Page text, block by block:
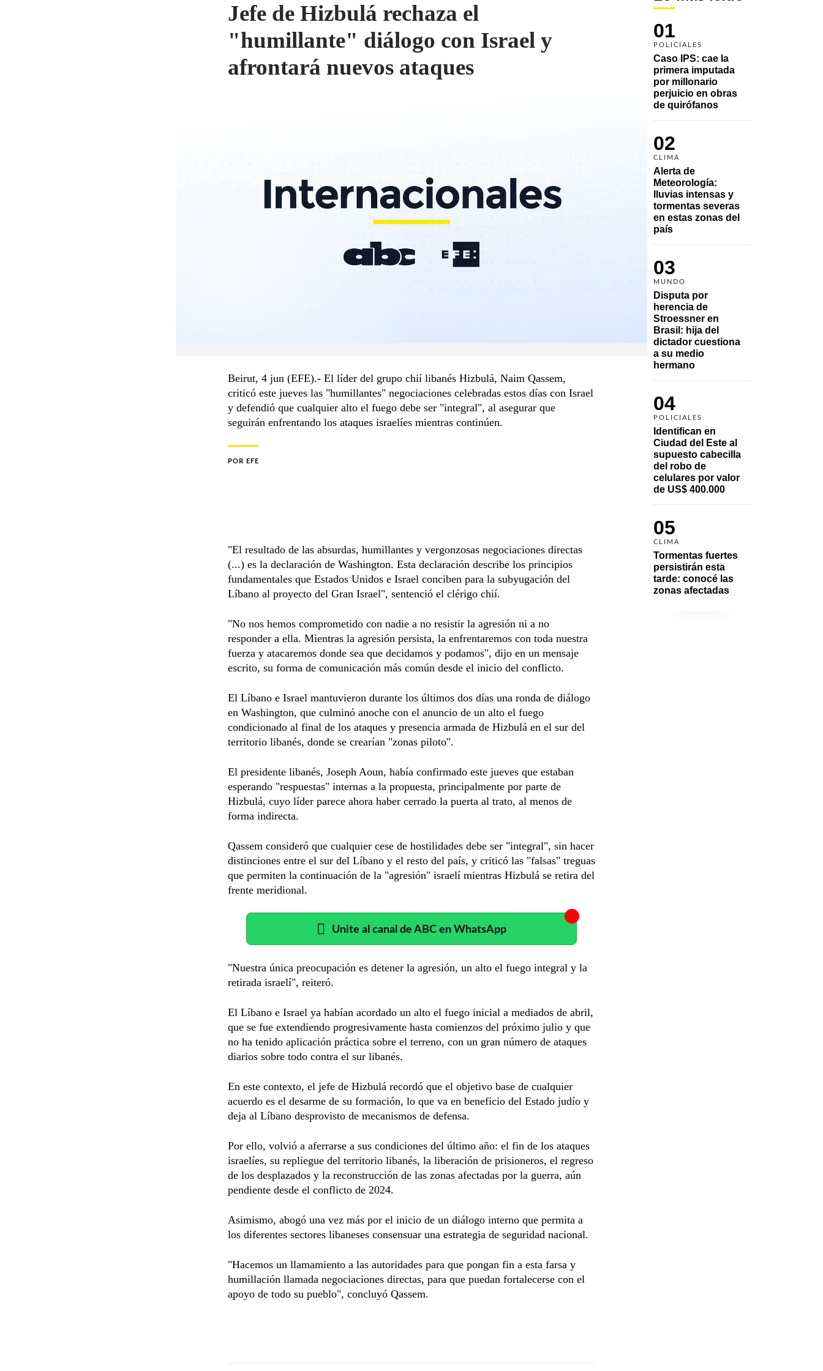
01
POLICIALES
Caso IPS: cae la
primera imputada
por millonario
perjuicio en obras
de quirófanos
02
CLIMA
Alerta de
Meteorología:
lluvias intensas y
tormentas severas
en estas zonas del
país
03
MUNDO
Disputa por
herencia de
Stroessner en
Brasil: hija del
dictador cuestiona
a su medio
hermano
04
POLICIALES
Identifican en
Ciudad del Este al
supuesto cabecilla
del robo de
celulares por valor
de US$ 400.000
05
CLIMA
Tormentas fuertes
persistirán esta
tarde: conocé las
zonas afectadas
Jefe de Hizbulá rechaza el
"humillante" diálogo con Israel y
afrontará nuevos ataques
Beirut, 4 jun (EFE).- El líder del grupo chií libanés Hizbulá, Naim Qassem,
criticó este jueves las "humillantes" negociaciones celebradas estos días con Israel
y defendió que cualquier alto el fuego debe ser "integral", al asegurar que
seguirán enfrentando los ataques israelíes mientras continúen.
POR EFE
"El resultado de las absurdas, humillantes y vergonzosas negociaciones directas
(...) es la declaración de Washington. Esta declaración describe los principios
fundamentales que Estados Unidos e Israel conciben para la subyugación del
Líbano al proyecto del Gran Israel", sentenció el clérigo chií.
"No nos hemos comprometido con nadie a no resistir la agresión ni a no
responder a ella. Mientras la agresión persista, la enfrentaremos con toda nuestra
fuerza y ​​atacaremos donde sea que decidamos y podamos", dijo en un mensaje
escrito, su forma de comunicación más común desde el inicio del conflicto.
El Líbano e Israel mantuvieron durante los últimos dos días una ronda de diálogo
en Washington, que culminó anoche con el anuncio de un alto el fuego
condicionado al final de los ataques y presencia armada de Hizbulá en el sur del
territorio libanés, donde se crearían "zonas piloto".
El presidente libanés, Joseph Aoun, había confirmado este jueves que estaban
esperando "respuestas" internas a la propuesta, principalmente por parte de
Hizbulá, cuyo líder parece ahora haber cerrado la puerta al trato, al menos de
forma indirecta.
Qassem consideró que cualquier cese de hostilidades debe ser "integral", sin hacer
distinciones entre el sur del Líbano y el resto del país, y criticó las "falsas" treguas
que permiten la continuación de la "agresión" israelí mientras Hizbulá se retira del
frente meridional.
Unite al canal de ABC en WhatsApp
"Nuestra única preocupación es detener la agresión, un alto el fuego integral y la
retirada israelí", reiteró.
El Líbano e Israel ya habían acordado un alto el fuego inicial a mediados de abril,
que se fue extendiendo progresivamente hasta comienzos del próximo julio y que
no ha tenido aplicación práctica sobre el terreno, con un gran número de ataques
diarios sobre todo contra el sur libanés.
En este contexto, el jefe de Hizbulá recordó que el objetivo base de cualquier
acuerdo es el desarme de su formación, lo que va en beneficio del Estado judío y
deja al Líbano desprovisto de mecanismos de defensa.
Por ello, volvió a aferrarse a sus condiciones del último año: el fin de los ataques
israelíes, su repliegue del territorio libanés, la liberación de prisioneros, el regreso
de los desplazados y la reconstrucción de las zonas afectadas por la guerra, aún
pendiente desde el conflicto de 2024.
Asimismo, abogó una vez más por el inicio de un diálogo interno que permita a
los diferentes sectores libaneses consensuar una estrategia de seguridad nacional.
"Hacemos un llamamiento a las autoridades para que pongan fin a esta farsa y
humillación llamada negociaciones directas, para que puedan fortalecerse con el
apoyo de todo su pueblo", concluyó Qassem.